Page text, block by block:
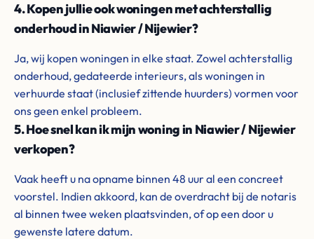
4. Kopen jullie ook woningen met achterstallig
onderhoud in Niawier / Nijewier?
Ja, wij kopen woningen in elke staat. Zowel achterstallig
onderhoud, gedateerde interieurs, als woningen in
verhuurde staat (inclusief zittende huurders) vormen voor
ons geen enkel probleem.
5. Hoe snel kan ik mijn woning in Niawier / Nijewier
verkopen?
Vaak heeft u na opname binnen 48 uur al een concreet
voorstel. Indien akkoord, kan de overdracht bij de notaris
al binnen twee weken plaatsvinden, of op een door u
gewenste latere datum.